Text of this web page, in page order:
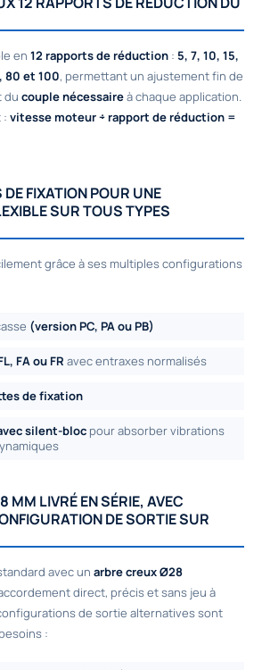
en 12 rapports de réduction : 5, 7, 10, 15,
80 et 100, permettant un ajustement fin de
du couple nécessaireà chaque application.
: vitesse moteur ÷ rapport de réduction =
FIXATION POUR UNE
SUR TOUS TYPES
grâce à ses multiples configurations
(version PC, PA ou PB)
FA ou FR avec entraxes normalisés
de fixation
silent-bloc pour absorber vibrations
MM LIVRÉ EN SÉRIE, AVEC
DE SORTIE SUR
avec un arbre creux Ø28
direct, précis et sans jeu à
de sortie alternatives sont
: